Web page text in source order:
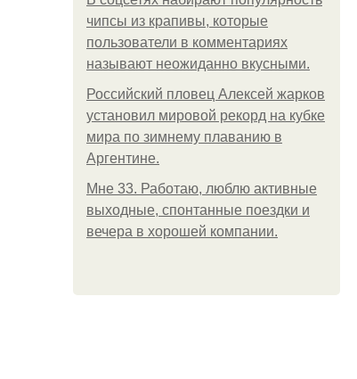
чипсы из крапивы, которые
пользователи в комментариях
называют неожиданно вкусными.
Российский пловец Алексей жарков
установил мировой рекорд на кубке
мира по зимнему плаванию в
Аргентине.
Мне 33. Работаю, люблю активные
выходные, спонтанные поездки и
вечера в хорошей компании.